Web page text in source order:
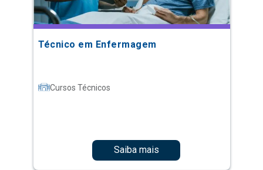
Técnico em Enfermagem
Cursos Técnicos
Saiba mais